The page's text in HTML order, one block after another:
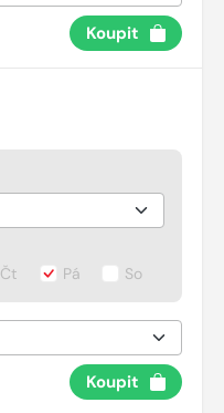
Koupit
Čt Pá So
Koupit